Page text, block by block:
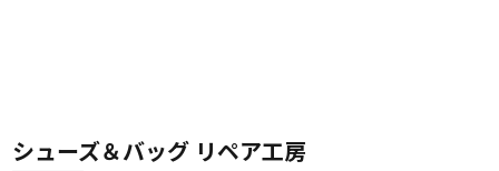
シューズ＆バッグ リペア工房